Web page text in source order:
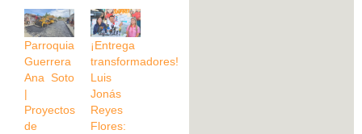
Parroquia
Guerrera
Ana Soto
|
Proyectos
de
¡Entrega
transformadores!
Luis
Jonás
Reyes
Flores: